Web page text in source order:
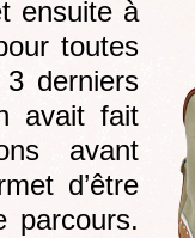
ensuite à
toutes
derniers
avait fait
avant
d’être
parcours.